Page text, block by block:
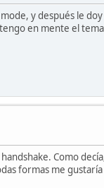
y después le
en mente el
Como
formas me